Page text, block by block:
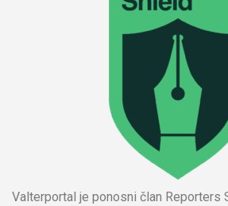
Valterportal je ponosni član Reporters